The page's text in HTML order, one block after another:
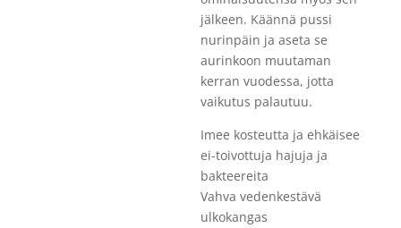
jälkeen. Käännä pussi
nurinpäin ja aseta se
aurinkoon muutaman
kerran vuodessa, jotta
vaikutus palautuu.
Imee kosteutta ja ehkäisee
ei-toivottuja hajuja ja
bakteereita
Vahva vedenkestävä
ulkokangas